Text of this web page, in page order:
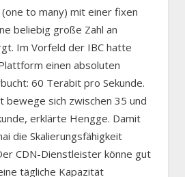
to many) mit einer fixen
beliebig große Zahl an
Im Vorfeld der IBC hatte
einen absoluten
60 Terabit pro Sekunde.
bewege sich zwischen 35 und
erklärte Hengge. Damit
die Skalierungsfähigkeit
CDN-Dienstleister könne gut
tägliche Kapazität